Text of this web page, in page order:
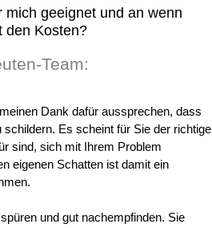
geeignet und an wenn
den Kosten?
Team:
Dank dafür aussprechen, dass
Es scheint für Sie der richtige
sind, sich mit Ihrem Problem
eigenen Schatten ist damit ein
und gut nachempfinden. Sie